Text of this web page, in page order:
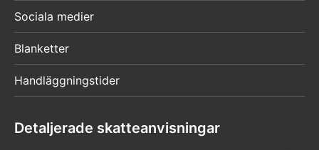
Sociala medier
Blanketter
Handläggningstider
Detaljerade skatteanvisningar